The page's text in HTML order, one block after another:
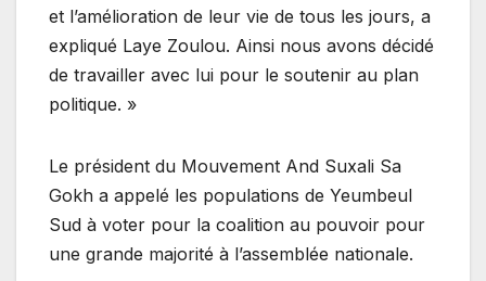
et l’amélioration de leur vie de tous les jours, a
expliqué Laye Zoulou. Ainsi nous avons décidé
de travailler avec lui pour le soutenir au plan
politique. »
Le président du Mouvement And Suxali Sa
Gokh a appelé les populations de Yeumbeul
Sud à voter pour la coalition au pouvoir pour
une grande majorité à l’assemblée nationale.